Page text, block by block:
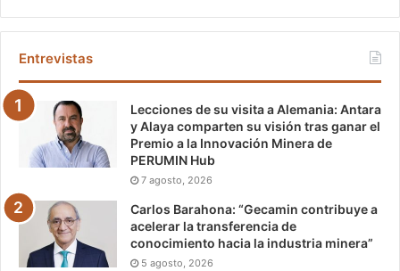
Entrevistas
Lecciones de su visita a Alemania: Antara
y Alaya comparten su visión tras ganar el
Premio a la Innovación Minera de
PERUMIN Hub
7 agosto, 2026
Carlos Barahona: “Gecamin contribuye a
acelerar la transferencia de
conocimiento hacia la industria minera”
5 agosto, 2026